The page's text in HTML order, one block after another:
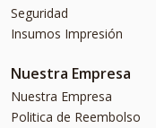
Seguridad
Insumos Impresión
Nuestra Empresa
Nuestra Empresa
Politica de Reembolso